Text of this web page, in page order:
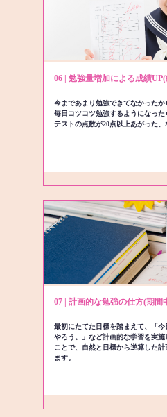
06 | 勉強量増加による成績
今まであまり勉強できてなかったか
毎日コツコツ勉強するようになった
テストの点数が20点以上あがった、
07 | 計画的な勉強の仕方(期間
最初にたてた目標を踏まえて、「
やろう。」など計画的な学習を実
ことで、自然と目標から逆算した
ます。